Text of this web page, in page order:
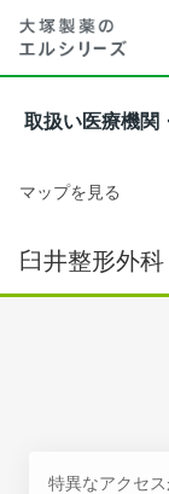
取扱い医療機関
マップを見る
臼井整形外科
特異なアクセ